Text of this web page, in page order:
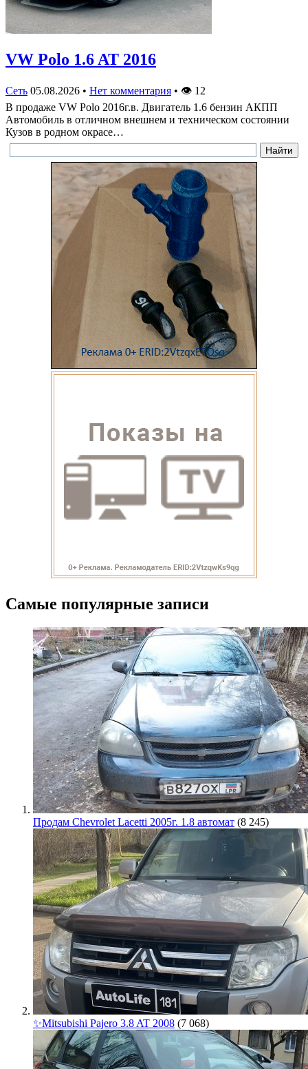
VW Polo 1.6 AT 2016
Сеть 05.08.2026 • Нет комментария • 👁 12
В продаже VW Polo 2016г.в. Двигатель 1.6 бензин АКПП
Автомобиль в отличном внешнем и техническом состоянии
Кузов в родном окрасе…
Самые популярные записи
Продам Chevrolet Lacetti 2005г. 1.8 автомат (8 245)
✨Mitsubishi Pajero 3.8 AT 2008 (7 068)